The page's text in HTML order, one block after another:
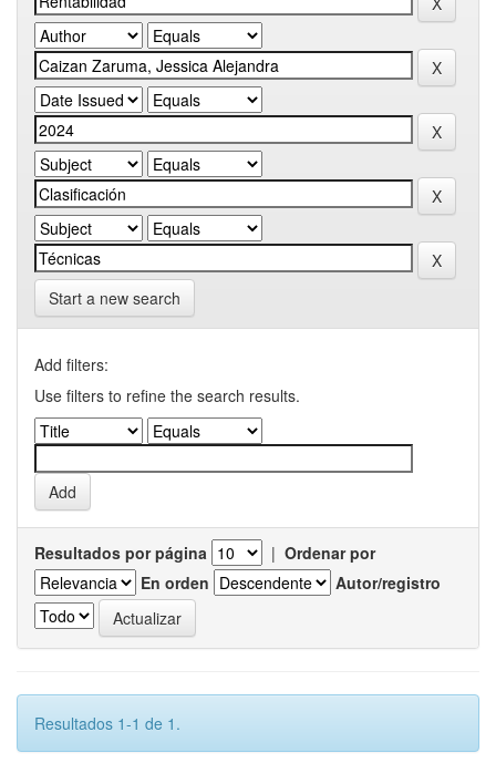
Start a new search
Add filters:
Use filters to refine the search results.
Resultados por página | Ordenar por
En orden
Autor/registro
Resultados 1-1 de 1.